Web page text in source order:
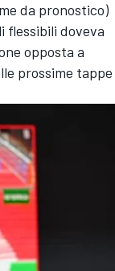
da pronostico)
flessibili doveva
opposta a
prossime tappe